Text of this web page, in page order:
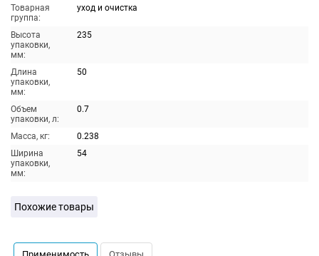
Товарная
группа:
уход и очистка
Высота
упаковки,
мм:
235
Длина
упаковки,
мм:
50
Объем
упаковки, л:
0.7
Масса, кг:
0.238
Ширина
упаковки,
мм:
54
Похожие товары